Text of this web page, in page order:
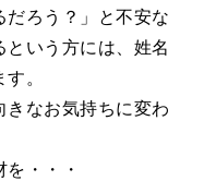
だろう？」と不安な
いう方には、姓名
。
きなお気持ちに変わ
・・・